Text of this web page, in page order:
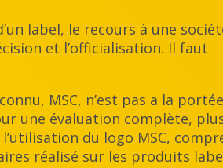
label, le recours à une
et l’officialisation. Il faut
MSC, n’est pas a la
une évaluation complète,
du logo MSC,
réalisé sur les produits